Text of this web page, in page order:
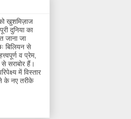
खुशमिज़ाज
दुनिया का
जाना जा
बिलियन से
व प्रेम,
से सराबोर हैं।
में विस्तार
के नए तरीके